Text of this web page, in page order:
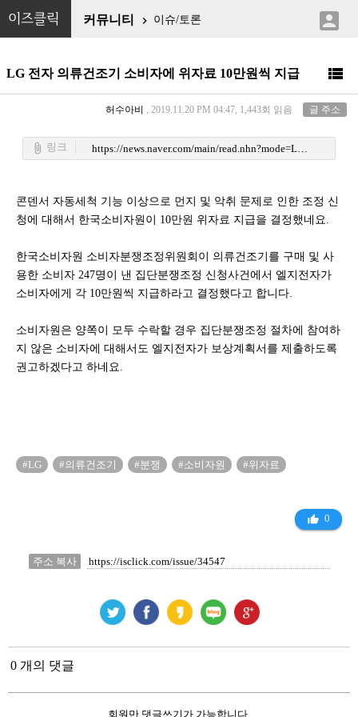
이즈클릭 커뮤니티  이슈/토론 
LG 전자 의류건조기 소비자에 위자료 10만원씩 지급 
허수아비 , 2019.11.20 PM 04:47, 1,443회 읽음 글 주소
attach_file 링크 https://news.naver.com/main/read.nhn?mode=LSD&mid=sec&sid1=101&oid=028&aid=0002475445
콘덴서 자동세척 기능 이상으로 먼지 및 악취 문제로 인한 조정 신
청에 대해서 한국소비자원이 10만원 위자료 지급을 결정했네요.
한국소비자원 소비자분쟁조정위원회이 의류건조기를 구매 및 사
용한 소비자 247명이 낸 집단분쟁조정 신청사건에서 엘지전자가
소비자에게 각 10만원씩 지급하라고 결정했다고 합니다.
소비자원은 양쪽이 모두 수락할 경우 집단분쟁조정 절차에 참여하
지 않은 소비자에 대해서도 엘지전자가 보상계획서를 제출하도록
권고하겠다고 하네요.
#LG #의류건조기 #분쟁 #소비자원 #위자료
thumb_up_alt 0
주소 복사
0 개의 댓글
회원만 댓글쓰기가 가능합니다.